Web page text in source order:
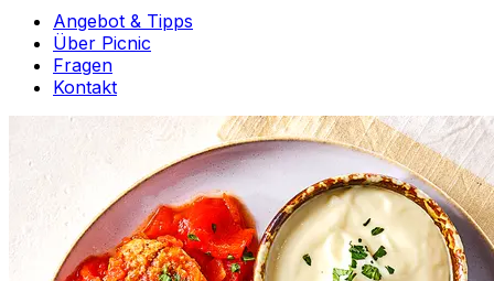
Angebot & Tipps
Über Picnic
Fragen
Kontakt